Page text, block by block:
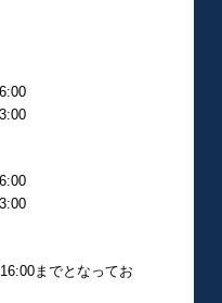
までとなってお